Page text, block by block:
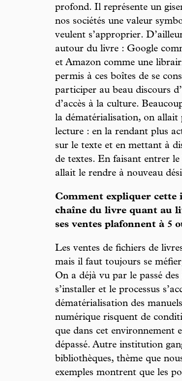
profond. Il représente un
nos sociétés une valeur
veulent s’approprier.
autour du livre : Google
et Amazon comme une
permis à ces boîtes de se
participer au beau discours
d’accès à la culture.
la dématérialisation, on allait
lecture : en la rendant plus
sur le texte et en mettant à
de textes. En faisant entrer
allait le rendre à nouveau
Comment expliquer cette
chaîne du livre quant au
ses ventes plafonnent à 5
Les ventes de fichiers de
mais il faut toujours se
On a déjà vu par le passé
s’installer et le processus
dématérialisation des
numérique risquent de
que dans cet environnement
dépassé. Autre institution
bibliothèques, thème que
exemples montrent que les